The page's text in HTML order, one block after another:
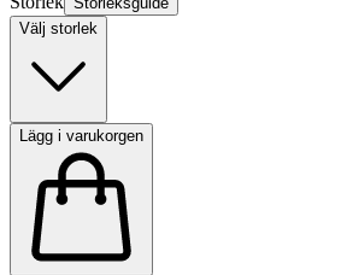
Välj storlek
Lägg i varukorgen